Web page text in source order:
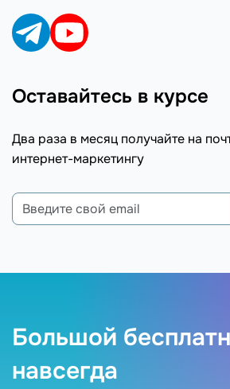
Оставайтесь в курсе
Два раза в месяц получайте на
интернет-маркетингу
Большой
навсегда